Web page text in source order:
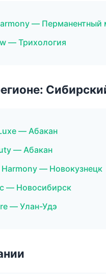
— Перманентный
— Трихология
— Абакан
— Абакан
Harmony — Новокузнецк
— Новосибирск
— Улан-Удэ